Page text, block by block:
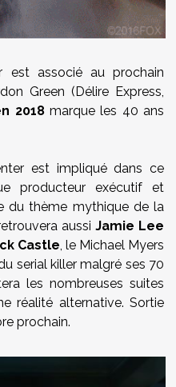
est associé au prochain
Green (Délire Express,
2018marque les 40 ans
est impliqué dans ce
producteur exécutif et
du thème mythique de la
aussi Jamie Lee
Castle, le Michael Myers
serial killer malgré ses 70
les nombreuses suites
réalité alternative. Sortie
prochain.